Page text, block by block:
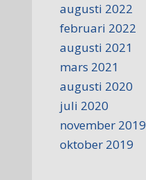
augusti 2022
februari 2022
augusti 2021
mars 2021
augusti 2020
juli 2020
november 2019
oktober 2019